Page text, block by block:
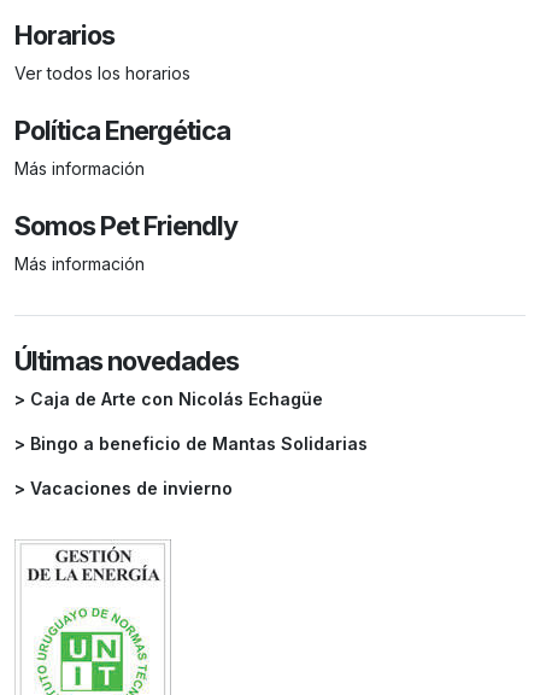
Horarios
Ver todos los horarios
Política Energética
Más información
Somos Pet Friendly
Más información
Últimas novedades
> Caja de Arte con Nicolás Echagüe
> Bingo a beneficio de Mantas Solidarias
> Vacaciones de invierno